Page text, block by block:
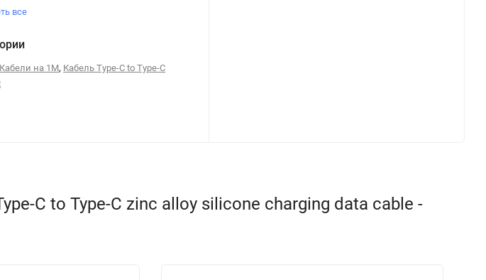
все
на 1М, Кабель Type-C to Type-C
C to Type-C zinc alloy silicone charging data cable -